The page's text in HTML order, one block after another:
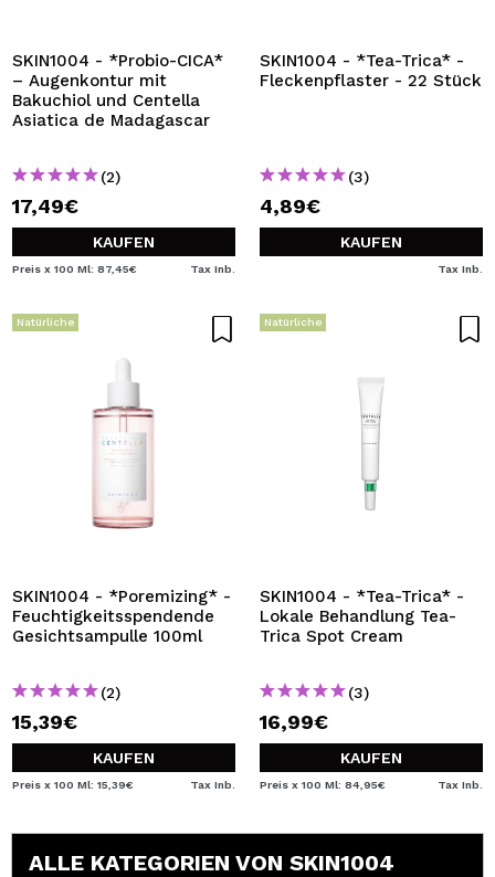
Durch die Erstellung eines Kontos bei Maquillalia.de
können Sie Ihre Einkäufe schnell tätigen, den Status Ihrer
Bestellungen überprüfen und Ihre bisherigen Vorgänge
BENUTZERKONTO ERSTELLEN
SKIN1004 - *Probio-CICA*
– Augenkontur mit
Bakuchiol und Centella
Asiatica de Madagascar
(2)
17,49€
KAUFEN
Preis x 100 Ml: 87,45€ Tax Inb.
SKIN1004 - *Tea-Trica* -
Fleckenpflaster - 22 Stück
(3)
4,89€
KAUFEN
Tax Inb.
Natürliche
SKIN1004 - *Poremizing* -
Feuchtigkeitsspendende
Gesichtsampulle 100ml
(2)
15,39€
KAUFEN
Preis x 100 Ml: 15,39€ Tax Inb.
Natürliche
SKIN1004 - *Tea-Trica* -
Lokale Behandlung Tea-
Trica Spot Cream
(3)
16,99€
KAUFEN
Preis x 100 Ml: 84,95€ Tax Inb.
ALLE KATEGORIEN VON SKIN1004